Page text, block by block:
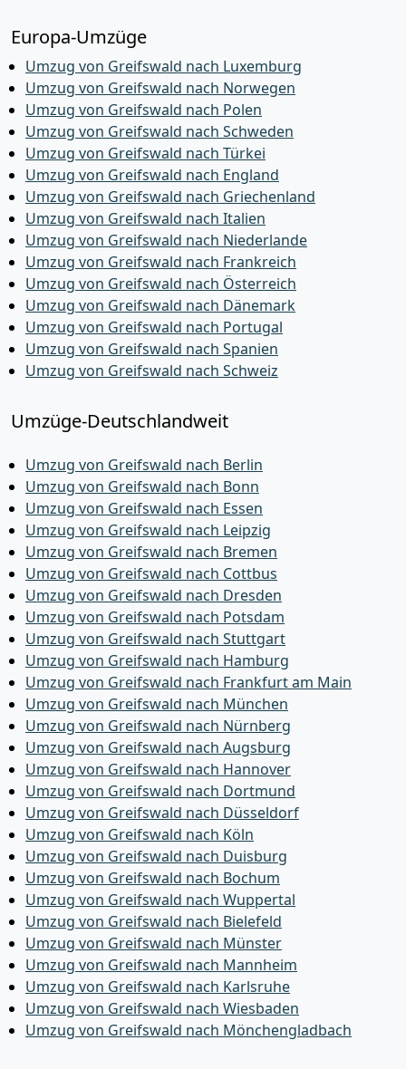
Europa-Umzüge
Umzug von Greifswald nach Luxemburg
Umzug von Greifswald nach Norwegen
Umzug von Greifswald nach Polen
Umzug von Greifswald nach Schweden
Umzug von Greifswald nach Türkei
Umzug von Greifswald nach England
Umzug von Greifswald nach Griechenland
Umzug von Greifswald nach Italien
Umzug von Greifswald nach Niederlande
Umzug von Greifswald nach Frankreich
Umzug von Greifswald nach Österreich
Umzug von Greifswald nach Dänemark
Umzug von Greifswald nach Portugal
Umzug von Greifswald nach Spanien
Umzug von Greifswald nach Schweiz
Umzüge-Deutschlandweit
Umzug von Greifswald nach Berlin
Umzug von Greifswald nach Bonn
Umzug von Greifswald nach Essen
Umzug von Greifswald nach Leipzig
Umzug von Greifswald nach Bremen
Umzug von Greifswald nach Cottbus
Umzug von Greifswald nach Dresden
Umzug von Greifswald nach Potsdam
Umzug von Greifswald nach Stuttgart
Umzug von Greifswald nach Hamburg
Umzug von Greifswald nach Frankfurt am Main
Umzug von Greifswald nach München
Umzug von Greifswald nach Nürnberg
Umzug von Greifswald nach Augsburg
Umzug von Greifswald nach Hannover
Umzug von Greifswald nach Dortmund
Umzug von Greifswald nach Düsseldorf
Umzug von Greifswald nach Köln
Umzug von Greifswald nach Duisburg
Umzug von Greifswald nach Bochum
Umzug von Greifswald nach Wuppertal
Umzug von Greifswald nach Bielefeld
Umzug von Greifswald nach Münster
Umzug von Greifswald nach Mannheim
Umzug von Greifswald nach Karlsruhe
Umzug von Greifswald nach Wiesbaden
Umzug von Greifswald nach Mönchen­gladbach